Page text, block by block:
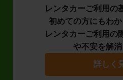
レンタカーご利用の
初めての方にもわか
レンタカーご利用の
や不安を解消
詳しく